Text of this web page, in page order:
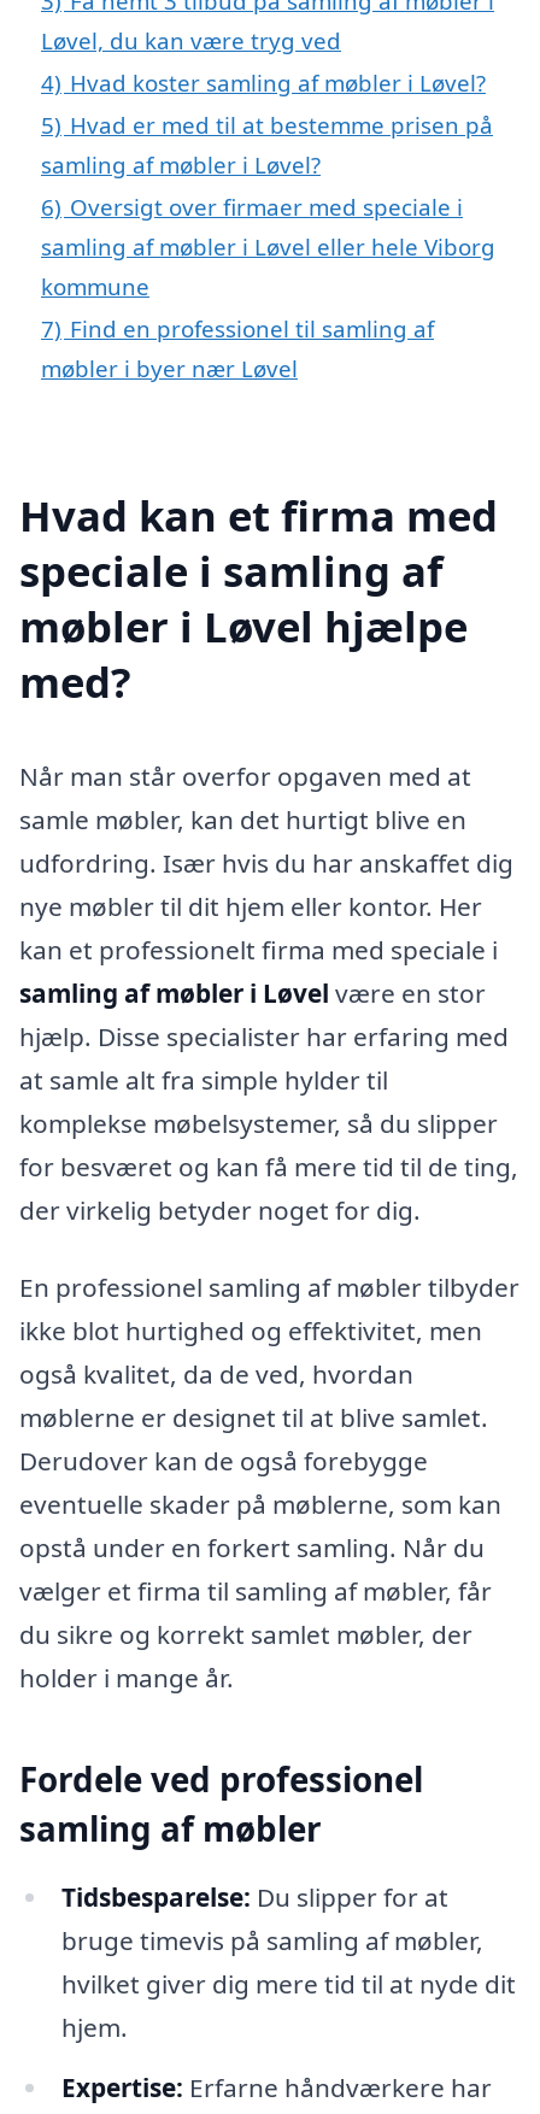
Løvel, du kan være tryg ved
4) Hvad koster samling af møbler i Løvel?
5) Hvad er med til at bestemme prisen på
samling af møbler i Løvel?
6) Oversigt over firmaer med speciale i
samling af møbler i Løvel eller hele Viborg
kommune
7) Find en professionel til samling af
møbler i byer nær Løvel
Hvad kan et firma med
speciale i samling af
møbler i Løvel hjælpe
med?
Når man står overfor opgaven med at
samle møbler, kan det hurtigt blive en
udfordring. Især hvis du har anskaffet dig
nye møbler til dit hjem eller kontor. Her
kan et professionelt firma med speciale i
samling af møbler i Løvel være en stor
hjælp. Disse specialister har erfaring med
at samle alt fra simple hylder til
komplekse møbelsystemer, så du slipper
for besværet og kan få mere tid til de ting,
der virkelig betyder noget for dig.
En professionel samling af møbler tilbyder
ikke blot hurtighed og effektivitet, men
også kvalitet, da de ved, hvordan
møblerne er designet til at blive samlet.
Derudover kan de også forebygge
eventuelle skader på møblerne, som kan
opstå under en forkert samling. Når du
vælger et firma til samling af møbler, får
du sikre og korrekt samlet møbler, der
holder i mange år.
Fordele ved professionel
samling af møbler
Tidsbesparelse: Du slipper for at
bruge timevis på samling af møbler,
hvilket giver dig mere tid til at nyde dit
hjem.
Expertise: Erfarne håndværkere har